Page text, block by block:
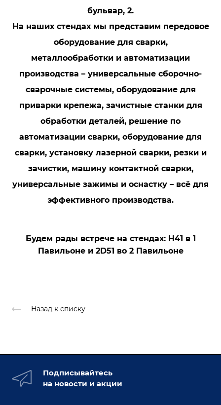
бульвар, 2.
На наших стендах мы представим передовое
оборудование для сварки,
металлообработки и автоматизации
производства – универсальные сборочно-
сварочные системы, оборудование для
приварки крепежа, зачистные станки для
обработки деталей, решение по
автоматизации сварки, оборудование для
сварки, установку лазерной сварки, резки и
зачистки, машину контактной сварки,
универсальные зажимы и оснастку – всё для
эффективного производства.
Будем рады встрече на стендах: Н41 в 1
Павильоне и 2D51 во 2 Павильоне
Назад к списку
Подписывайтесь
на новости и акции